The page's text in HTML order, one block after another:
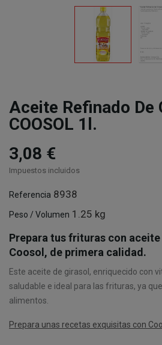
Aceite Refinado De
COOSOL 1l.
3,08 €
Impuestos incluidos
Referencia 8938
Peso / Volumen 1.25 kg
Prepara tus frituras con
Coosol, de primera calidad.
Este aceite de girasol, enriquecido con
saludable e ideal para las frituras, ya
alimentos.
Prepara unas recetas exquisitas con